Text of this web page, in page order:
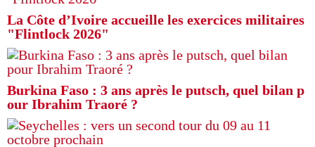
La Côte d’Ivoire accueille les exercices militaires
"Flintlock 2026"
Burkina Faso : 3 ans après le putsch, quel bilan p
our Ibrahim Traoré ?